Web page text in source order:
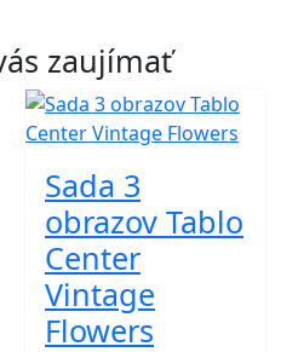
zaujímať
Sada 3
obrazov Tablo
Center
Vintage
Flowers